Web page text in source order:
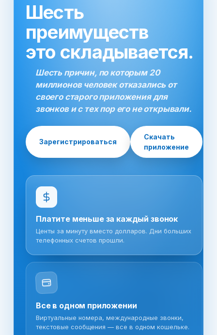
Шесть
преимуществ
это складывается.
Шесть причин, по которым 20
миллионов человек отказались от
своего старого приложения для
звонков и с тех пор его не открывали.
Зарегистрироваться
Скачать
приложение
Платите меньше за каждый звонок
Центы за минуту вместо долларов. Дни больших
телефонных счетов прошли.
Все в одном приложении
Виртуальные номера, международные звонки,
текстовые сообщения — все в одном кошельке.